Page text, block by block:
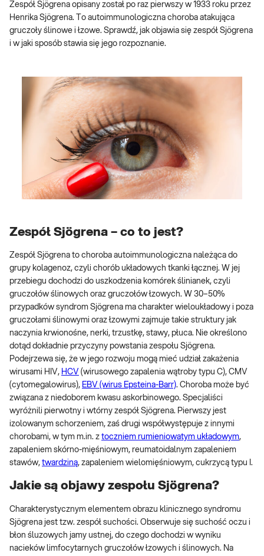
Zespół Sjögrena opisany został po raz pierwszy w 1933 roku przez
Henrika Sjögrena. To autoimmunologiczna choroba atakująca
gruczoły ślinowe i łzowe. Sprawdź, jak objawia się zespół Sjögrena
i w jaki sposób stawia się jego rozpoznanie.
Zespół Sjögrena – co to jest?
Zespół Sjögrena to choroba autoimmunologiczna należąca do
grupy kolagenoz, czyli chorób układowych tkanki łącznej. W jej
przebiegu dochodzi do uszkodzenia komórek ślinianek, czyli
gruczołów ślinowych oraz gruczołów łzowych. W 30–50%
przypadków syndrom Sjögrena ma charakter wieloukładowy i poza
gruczołami ślinowymi oraz łzowymi zajmuje takie struktury jak
naczynia krwionośne, nerki, trzustkę, stawy, płuca. Nie określono
dotąd dokładnie przyczyny powstania zespołu Sjögrena.
Podejrzewa się, że w jego rozwoju mogą mieć udział zakażenia
wirusami HIV, HCV (wirusowego zapalenia wątroby typu C), CMV
(cytomegalowirus), EBV (wirus Epsteina-Barr). Choroba może być
związana z niedoborem kwasu askorbinowego. Specjaliści
wyróżnili pierwotny i wtórny zespół Sjögrena. Pierwszy jest
izolowanym schorzeniem, zaś drugi współwystępuje z innymi
chorobami, w tym m.in. z toczniem rumieniowatym układowym,
zapaleniem skórno-mięśniowym, reumatoidalnym zapaleniem
stawów, twardziną, zapaleniem wielomięśniowym, cukrzycą typu I.
Jakie są objawy zespołu Sjögrena?
Charakterystycznym elementem obrazu klinicznego syndromu
Sjögrena jest tzw. zespół suchości. Obserwuje się suchość oczu i
błon śluzowych jamy ustnej, do czego dochodzi w wyniku
nacieków limfocytarnych gruczołów łzowych i ślinowych. Na